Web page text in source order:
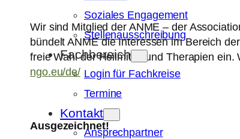
Soziales Engagement
Stellenausschreibung
Fachbereich
Login für Fachkreise
Termine
Kontakt
Ansprechpartner
Wir sind Mitglied der ANME – der
bündelt ANME die Interessen im Bereich
freie Wahl der Heilmittel und Therapien
ngo.eu/de/
Ausgezeichnet!